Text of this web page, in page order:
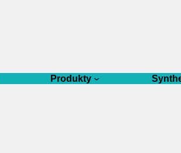
Produkty